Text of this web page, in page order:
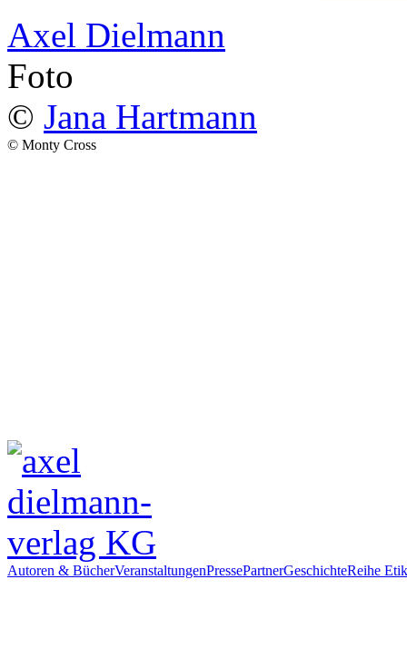
Axel Dielmann
Foto
© Jana Hartmann
© Monty Cross
Autoren & BücherVeranstaltungenPressePartnerGeschichteReihe